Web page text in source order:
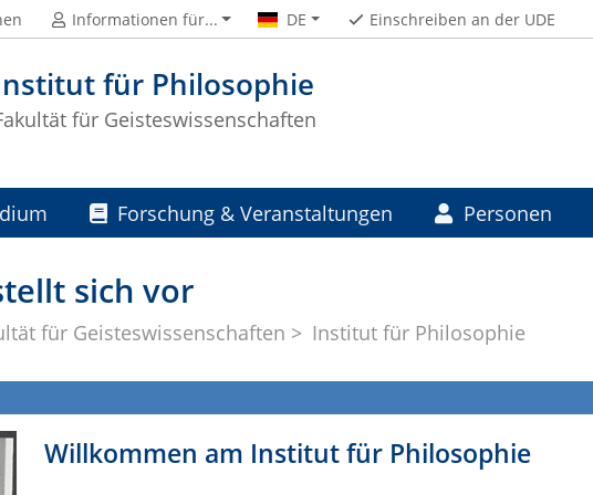
für Philosophie
für Geisteswissenschaften
Informationen für... DE Einschreiben an der UDE
Forschung & Veranstaltungen Personen
sich vor
für Geisteswissenschaften Institut für Philosophie
Willkommen am Institut für Philosophie